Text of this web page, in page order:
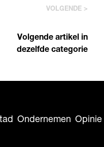
VOLGENDE >
Volgende artikel in
dezelfde categorie
Ondernemen Opinie